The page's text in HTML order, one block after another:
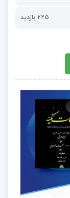
225 بازدید